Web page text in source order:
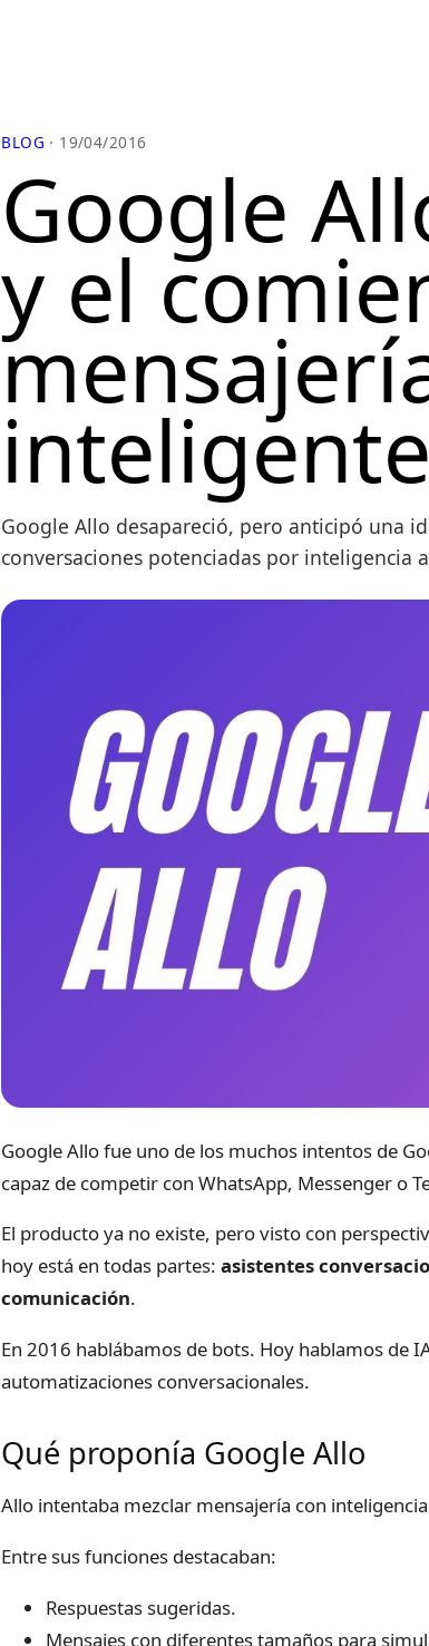
BLOG · 19/04/2016
Google
y el
inteligente
Google Allo desapareció, pero anticipó una
conversaciones potenciadas por inteligencia
Google Allo fue uno de los muchos intentos de
capaz de competir con WhatsApp, Messenger o
El producto ya no existe, pero visto con
hoy está en todas partes:asistentes
comunicación.
En 2016 hablábamos de bots. Hoy hablamos de
automatizaciones conversacionales.
Qué proponía Google Allo
Allo intentaba mezclar mensajería con
Entre sus funciones destacaban:
Respuestas sugeridas.
Mensajes con diferentes tamaños para